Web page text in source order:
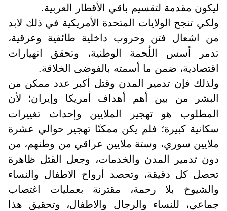
ليكون مقدمة لتقسيم باقي الأقطار العربية.
ولكي تنجح الولايات المتحدة الأمريكية في ذلك لابد
من اشعال فتن وحروب داخلية طائفية وعرقية،
تدمر أسس اللُحمة الوطنية، وتحقق انهيارات
اقتصادية، ضمن ما أسمته بالفوضى الخلاقة.
ولذلك فإن تدمير المدن وقتل أكبر عدد ممكن من
البشر من بين أهم أهداف أمريكا وإيران؛ لأن
المطلوب هو تهجير الملايين وإحداث تغييرات
سكانية كبيرة؛ فلم يكن ممكنًا تهجير حوالي عشرة
ملايين سوري، وستة ملايين عراقي من وطنهم، من
دون تدمير المدن والخدمات، وجعل القتل ظاهرة
تحصل كل دقيقة، وتحصد أرواح الاطفال والنساء
والشيوخ بلا رحمة، مقترنة بعمليات اغتصاب
جماعي، للنساء والرجال والاطفال، وتحقيق هذا